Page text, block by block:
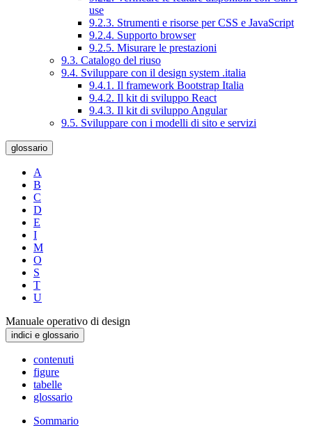
use
9.2.3. Strumenti e risorse per CSS e JavaScript
9.2.4. Supporto browser
9.2.5. Misurare le prestazioni
9.3. Catalogo del riuso
9.4. Sviluppare con il design system .italia
9.4.1. Il framework Bootstrap Italia
9.4.2. Il kit di sviluppo React
9.4.3. Il kit di sviluppo Angular
9.5. Sviluppare con i modelli di sito e servizi
glossario
A
B
C
D
E
I
M
O
S
T
U
Manuale operativo di design
indici e glossario
contenuti
figure
tabelle
glossario
Sommario